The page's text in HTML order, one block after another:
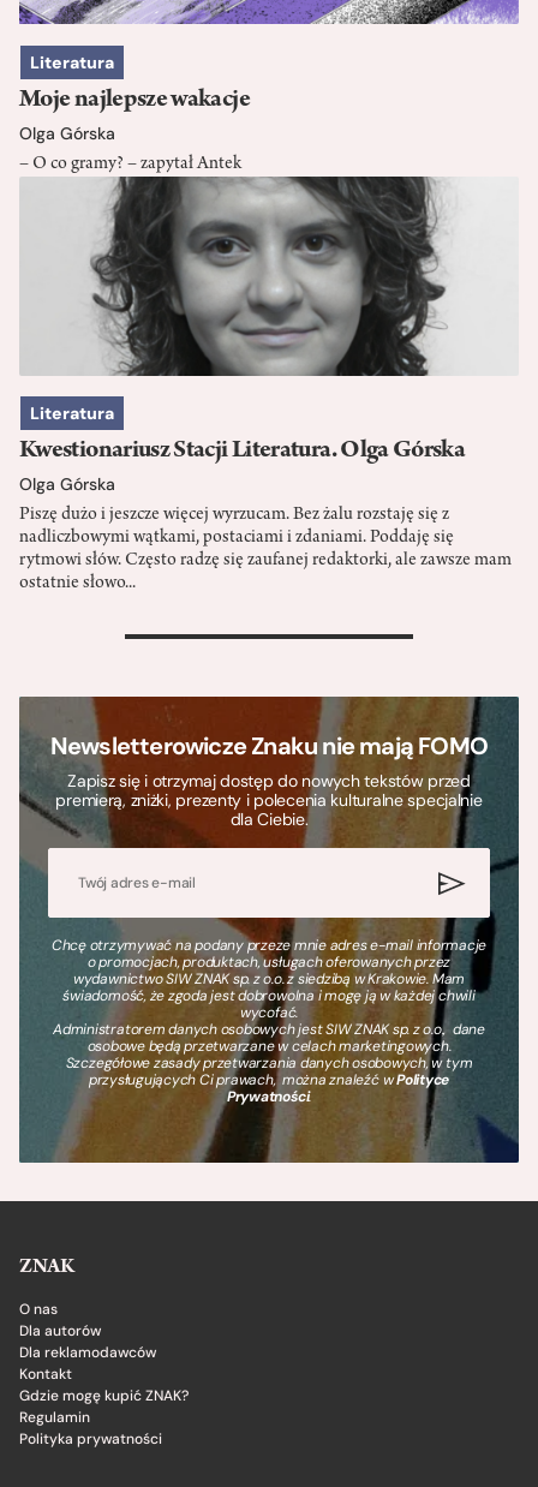
Literatura
Moje najlepsze wakacje
Olga Górska
– O co gramy? – zapytał Antek
Literatura
Kwestionariusz Stacji Literatura. Olga Górska
Olga Górska
Piszę dużo i jeszcze więcej wyrzucam. Bez żalu rozstaję się z
nadliczbowymi wątkami, postaciami i zdaniami. Poddaję się
rytmowi słów. Często radzę się zaufanej redaktorki, ale zawsze mam
ostatnie słowo...
>
Newsletterowicze Znaku nie mają FOMO
Zapisz się i otrzymaj dostęp do nowych tekstów przed
premierą, zniżki, prezenty i polecenia kulturalne specjalnie
dla Ciebie.
Chcę otrzymywać na podany przeze mnie adres e-mail informacje
o promocjach, produktach, usługach oferowanych przez
wydawnictwo SIW ZNAK sp. z o.o. z siedzibą w Krakowie. Mam
świadomość, że zgoda jest dobrowolna i mogę ją w każdej chwili
wycofać.
Administratorem danych osobowych jest SIW ZNAK sp. z o.o., dane
osobowe będą przetwarzane w celach marketingowych.
Szczegółowe zasady przetwarzania danych osobowych, w tym
przysługujących Ci prawach, można znaleźć wPolityce
Prywatności.
ZNAK
O nas
Dla autorów
Dla reklamodawców
Kontakt
Gdzie mogę kupić ZNAK?
Regulamin
Polityka prywatności